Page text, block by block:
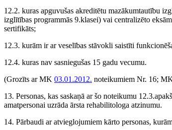
12.2. kuras apguvušas akreditētu mazākumtautību
izglītības programmās 9.klasei) vai centralizēto
sertifikāts;
12.3. kurām ir ar veselības stāvokli saistīti
12.4. kuras nav sasniegušas 15 gadu vecumu.
(Grozīts ar MK 03.01.2012. noteikumiem Nr. 16;
13. Personas, kas saskaņā ar šo noteikumu
amatpersonai uzrāda ārsta rehabilitologa atzinumu.
14. Pārbaudi ar atvieglojumiem kārto personas,